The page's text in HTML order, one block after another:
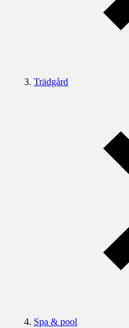
Trädgård
Spa & pool